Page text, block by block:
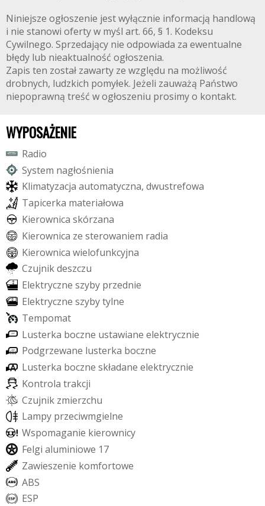
Niniejsze ogłoszenie jest wyłącznie informacją handlową
i nie stanowi oferty w myśl art. 66, § 1. Kodeksu
Cywilnego. Sprzedający nie odpowiada za ewentualne
błędy lub nieaktualność ogłoszenia.
Zapis ten został zawarty ze względu na możliwość
drobnych, ludzkich pomyłek. Jeżeli zauważą Państwo
niepoprawną treść w ogłoszeniu prosimy o kontakt.
WYPOSAŻENIE
Radio
System nagłośnienia
Klimatyzacja automatyczna, dwustrefowa
Tapicerka materiałowa
Kierownica skórzana
Kierownica ze sterowaniem radia
Kierownica wielofunkcyjna
Czujnikdeszczu
Elektryczne szyby przednie
Elektryczne szybytylne
Tempomat
Lusterka boczne ustawiane elektrycznie
Podgrzewane lusterka boczne
Lusterka boczne składane elektrycznie
Kontrola trakcji
Czujnik zmierzchu
Lampy przeciwmgielne
Wspomaganie kierownicy
Felgi aluminiowe 17
Zawieszenie komfortowe
ABS
ESP